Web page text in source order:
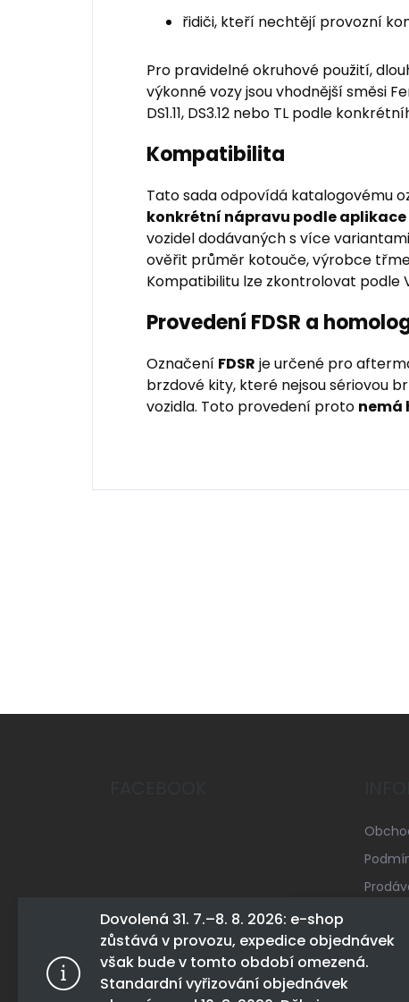
Tento web
tohoto
Více
Dovolená 31. 7.–8. 8. 2026: e-shop
zůstává v provozu, expedice objednávek
však bude v tomto období omezená.
Standardní vyřizování objednávek
řidiči, kteří nechtějí provozní
Pro pravidelné okruhové použití,
výkonné vozy jsou vhodnější směsi
DS1.11, DS3.12 nebo TL podle
Kompatibilita
Tato sada odpovídá katalogovému
konkrétní nápravu podle aplikace
vozidel dodávaných s více
ověřit průměr kotouče, výrobce
Kompatibilitu lze zkontrolovat podle
Provedení FDSR a
Označení FDSR je určené pro
brzdové kity, které nejsou sériovou
vozidla. Toto provedení proto nemá
Mapa